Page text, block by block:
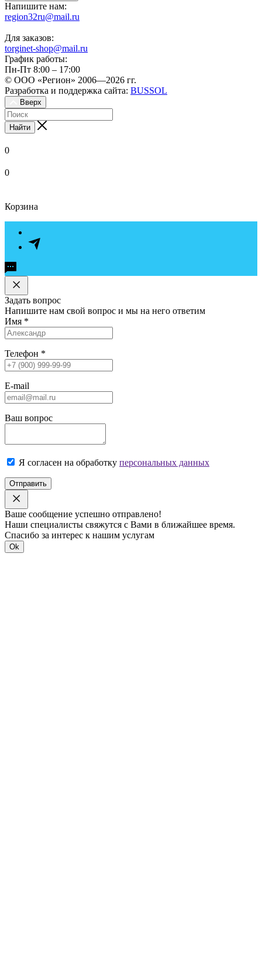
Напишите нам:
region32ru@mail.ru
Для заказов:
torginet-shop@mail.ru
График работы:
Пн-Пт 8:00 – 17:00
© ООО «Регион» 2006—2026 гг.
Разработка и поддержка сайта: BUSSOL
Вверх
Найти
0
0
Корзина
Задать вопрос
Напишите нам свой вопрос и мы на него ответим
Имя *
Телефон *
E-mail
Ваш вопрос
Я согласен на обработку персональных данных
Отправить
Ваше сообщение успешно отправлено!
Наши специалисты свяжутся с Вами в ближайшее время.
Спасибо за интерес к нашим услугам
Ok